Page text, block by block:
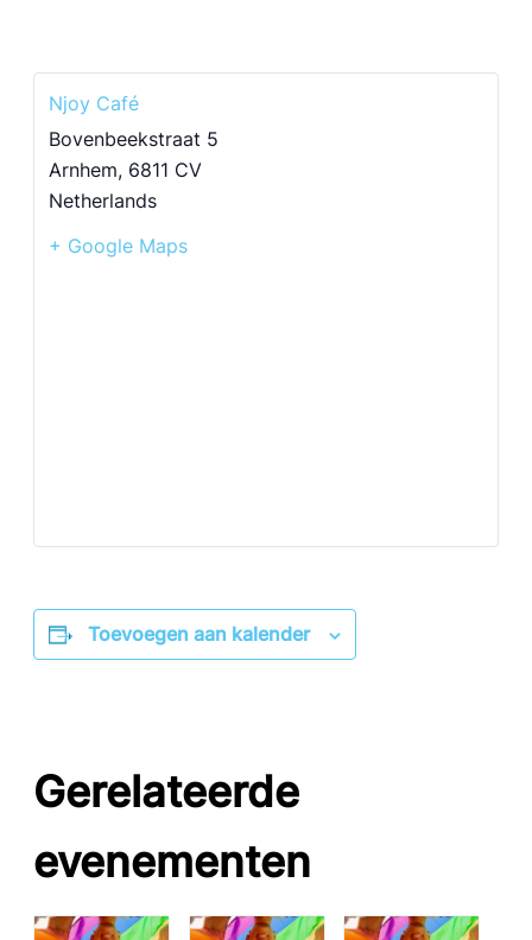
Njoy Café
Bovenbeekstraat 5
Arnhem, 6811 CV
Netherlands
+ Google Maps
Toevoegen aan kalender
Gerelateerde
evenementen